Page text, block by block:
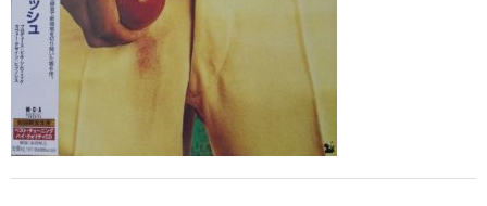
ジャーマン・メタル
アメリカン・メタル
ブリティッシュ・ロック
イタリアン・ロック